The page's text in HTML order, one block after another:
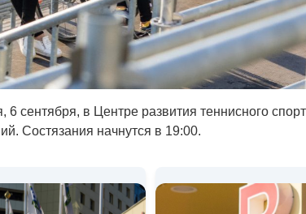
6 сентября, в Центре развития теннисного
Состязания начнутся в 19:00.